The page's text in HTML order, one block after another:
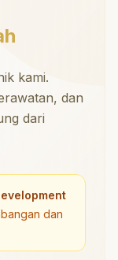
kami.
dan
dari
dan